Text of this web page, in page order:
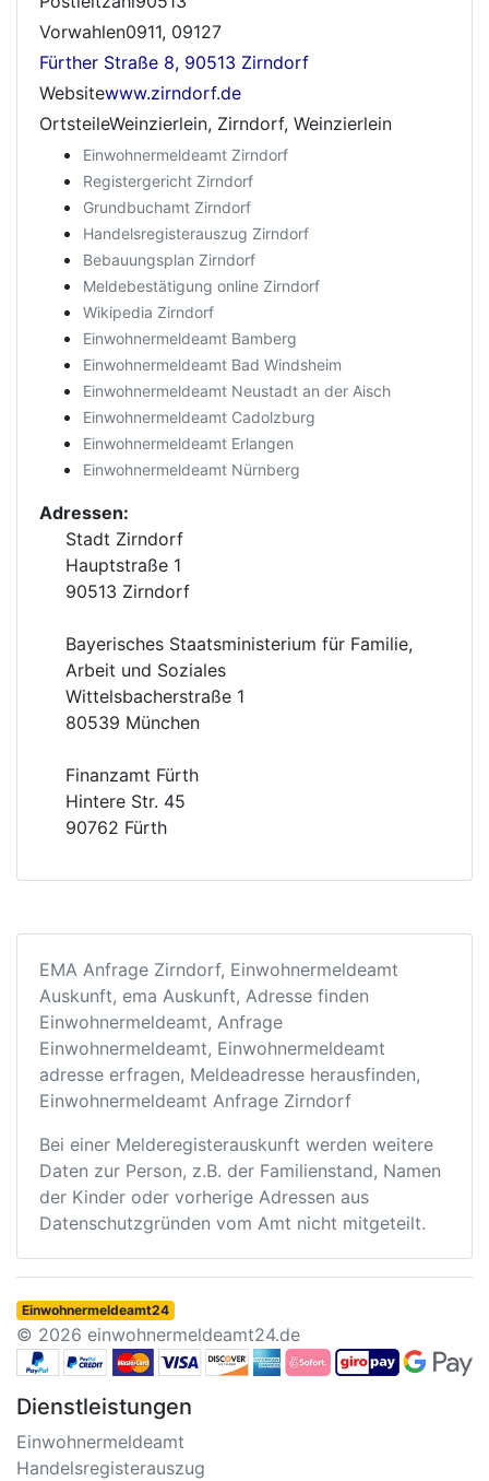
Vorwahlen0911, 09127
Fürther Straße 8, 90513 Zirndorf
Websitewww.zirndorf.de
OrtsteileWeinzierlein, Zirndorf, Weinzierlein
Einwohnermeldeamt Zirndorf
Registergericht Zirndorf
Grundbuchamt Zirndorf
Handelsregisterauszug Zirndorf
Bebauungsplan Zirndorf
Meldebestätigung online Zirndorf
Wikipedia Zirndorf
Einwohnermeldeamt Bamberg
Einwohnermeldeamt Bad Windsheim
Einwohnermeldeamt Neustadt an der Aisch
Einwohnermeldeamt Cadolzburg
Einwohnermeldeamt Erlangen
Einwohnermeldeamt Nürnberg
Adressen:
Stadt Zirndorf
Hauptstraße 1
90513 Zirndorf
Bayerisches Staatsministerium für Familie,
Arbeit und Soziales
Wittelsbacherstraße 1
80539 München
Finanzamt Fürth
Hintere Str. 45
90762 Fürth
EMA Anfrage Zirndorf, Einwohnermeldeamt
Auskunft, ema Auskunft, Adresse finden
Einwohnermeldeamt, Anfrage
Einwohnermeldeamt, Einwohnermeldeamt
adresse erfragen, Meldeadresse herausfinden,
Einwohnermeldeamt Anfrage Zirndorf
Bei einer Melderegisterauskunft werden weitere
Daten zur Person, z.B. der Familienstand, Namen
der Kinder oder vorherige Adressen aus
Datenschutzgründen vom Amt nicht mitgeteilt.
Einwohnermeldeamt24
© 2026 einwohnermeldeamt24.de
Dienstleistungen
Einwohnermeldeamt
Handelsregisterauszug